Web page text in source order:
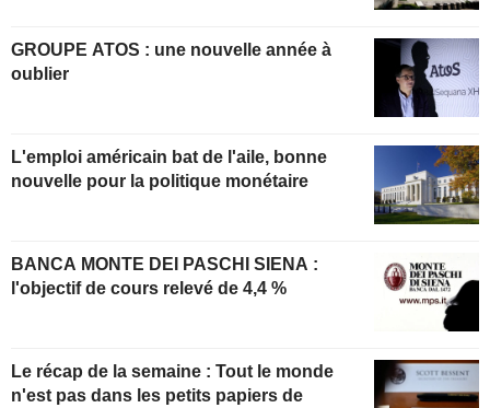
GROUPE ATOS : une nouvelle année à
oublier
L'emploi américain bat de l'aile, bonne
nouvelle pour la politique monétaire
BANCA MONTE DEI PASCHI SIENA :
l'objectif de cours relevé de 4,4 %
Le récap de la semaine : Tout le monde
n'est pas dans les petits papiers de